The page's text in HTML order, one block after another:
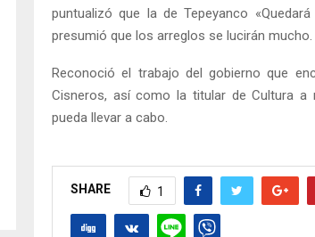
puntualizó que la de Tepeyanco
presumió que los arreglos se lucirán mucho.
Reconoció el trabajo del gobierno que
Cisneros, así como la titular de Cultura a
pueda llevar a cabo.
SHARE 1